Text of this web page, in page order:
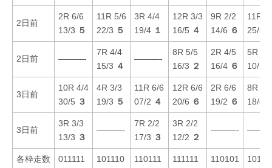
2日前
2R 6/6
13/3 ５
11R 5/6
22/3 ５
3R 4/4
19/4 １
12R 3/3
16/5 ４
9R 2/2
14/6 ６
11R
25/5
2日前 ———-
7R 4/4
15/3 ４
———-
8R 5/5
16/3 ２
2R 4/5
16/4 ６
5R 1/1
10/1
3日前
10R 4/4
30/5 ３
4R 3/3
19/3 ５
11R 6/6
07/2 ４
12R 6/6
20/6 ６
2R 6/6
19/2 ６
8R 5/5
18/4
3日前
3R 3/3
13/3 ３
———-
7R 2/2
17/3 ３
3R 2/2
12/2 ２
———-
各枠走数 011111 101110 110111 111111 110101